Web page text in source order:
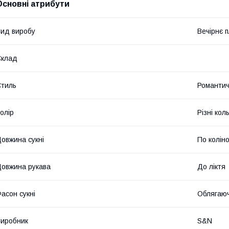
атрибути
виробу Вечірнє
Різні
сукні По коліно
рукава До ліктя
сукні
S&N